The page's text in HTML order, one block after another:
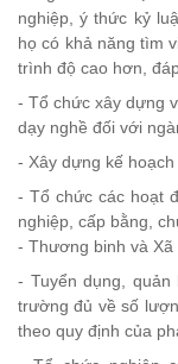
nghiệp, ý thức kỷ
họ có khả năng tìm
trình độ cao hơn,
- Tổ chức xây dựng
dạy nghề đối với
- Xây dựng kế
- Tổ chức các hoạt
nghiệp, cấp bằng,
- Thương binh và Xã
- Tuyển dụng,
trường đủ về số
theo quy định của